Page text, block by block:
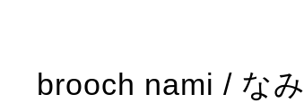
brooch nami / なみ